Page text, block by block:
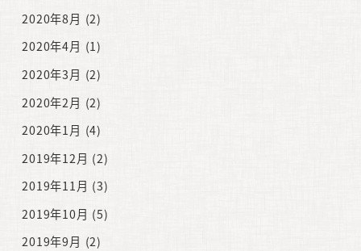
2020年8月 (2)
2020年4月 (1)
2020年3月 (2)
2020年2月 (2)
2020年1月 (4)
2019年12月 (2)
2019年11月 (3)
2019年10月 (5)
2019年9月 (2)